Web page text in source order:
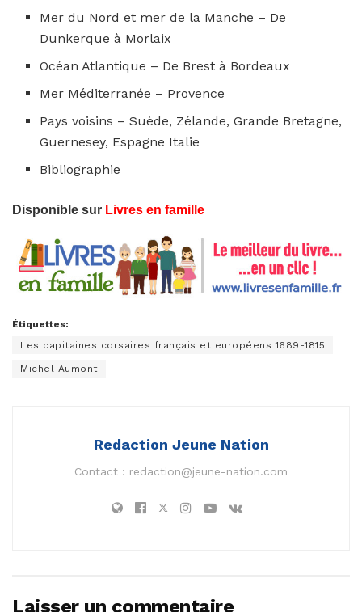
Mer du Nord et mer de la Manche – De
Dunkerque à Morlaix
Océan Atlantique – De Brest à Bordeaux
Mer Méditerranée – Provence
Pays voisins – Suède, Zélande, Grande Bretagne,
Guernesey, Espagne Italie
Bibliographie
Disponible sur Livres en famille
Étiquettes:
Les capitaines corsaires français et européens 1689-1815
Michel Aumont
Redaction Jeune Nation
Contact : redaction@jeune-nation.com
Laisser un commentaire